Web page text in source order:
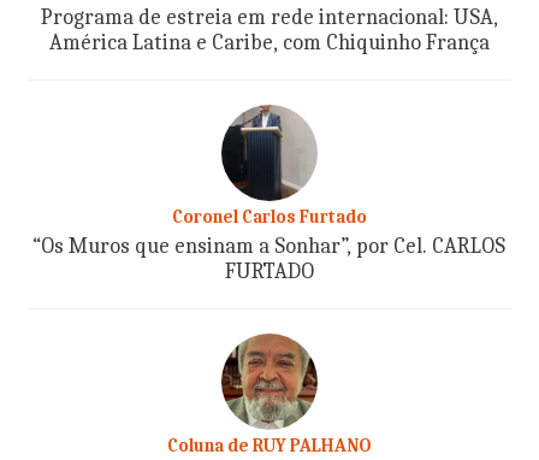
Programa de estreia em rede internacional: USA,
América Latina e Caribe, com Chiquinho França
Coronel Carlos Furtado
“Os Muros que ensinam a Sonhar”, por Cel. CARLOS
FURTADO
Coluna de RUY PALHANO